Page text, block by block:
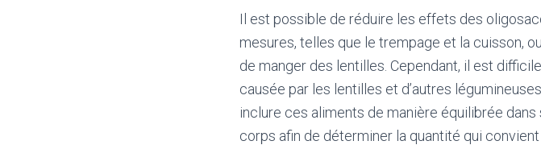
Il est possible de réduire les effets des
mesures, telles que le trempage et la cuisson,
de manger des lentilles. Cependant, il est
causée par les lentilles et d’autres
inclure ces aliments de manière équilibrée
corps afin de déterminer la quantité qui convient